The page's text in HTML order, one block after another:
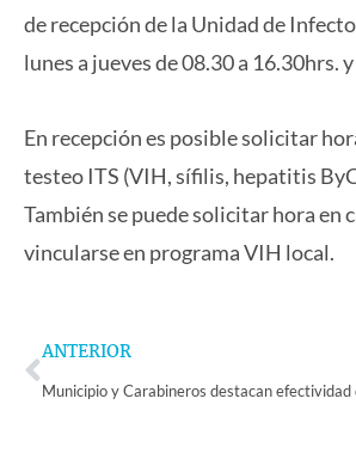
de recepción de la Unidad de
lunes a jueves de 08.30 a 16.30hrs.
En recepción es posible solicitar
testeo ITS (VIH, sífilis, hepatitis
También se puede solicitar hora en
vincularse en programa VIH local.
Prev
ANTERIOR